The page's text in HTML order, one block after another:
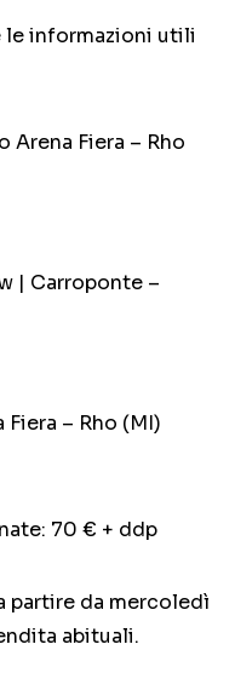
le informazioni utili
Arena Fiera – Rho
| Carroponte –
– Rho (MI)
70 € + ddp
partire da mercoledì
abituali.